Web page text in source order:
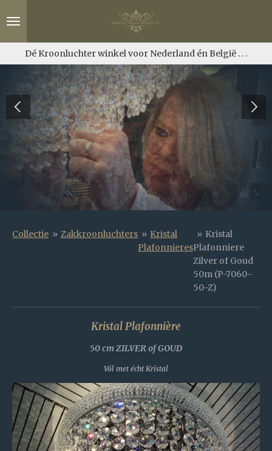
direct
hoofdinhoud
Dé Kroonluchter winkel voor Nederland én België . . .
Collectie » Zakkroonluchters » Kristal
Plafonnieres
» Kristal
Plafonniere
Zilver of Goud
50m (P-7060-
50-Z)
Kristal Plafonnière
50 cm ZILVER of GOUD
Vól met écht Kristal